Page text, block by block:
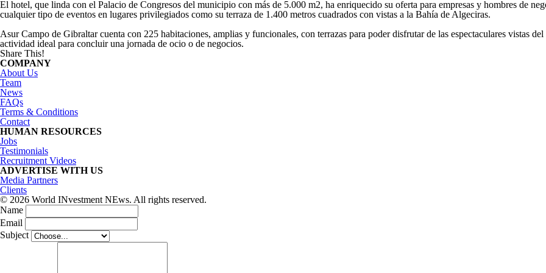
El hotel, que linda con el Palacio de Congresos del municipio con más de 5.000 m2, ha enriquecido su oferta para empresas y hombres de
cualquier tipo de eventos en lugares privilegiados como su terraza de 1.400 metros cuadrados con vistas a la Bahía de Algeciras.
Asur Campo de Gibraltar cuenta con 225 habitaciones, amplias y funcionales, con terrazas para poder disfrutar de las espectaculares vistas
actividad ideal para concluir una jornada de ocio o de negocios.
Share This!
COMPANY
About Us
Team
News
FAQs
Terms & Conditions
Contact
HUMAN RESOURCES
Jobs
Testimonials
Recruitment Videos
ADVERTISE WITH US
Media Partners
Clients
© 2026 World INvestment NEws. All rights reserved.
Name
Email
Subject